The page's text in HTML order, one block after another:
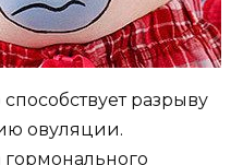
разрыву
овуляции.